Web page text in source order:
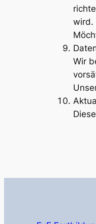
wird.
Wir